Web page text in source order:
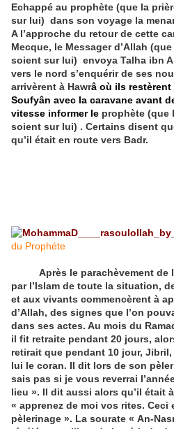
Echappé au prophète (que la
sur lui) dans son voyage la
A l’approche du retour de cette
Mecque, le Messager d’Allah
soient sur lui) envoya Talha ibn
vers le nord s’enquérir de ses
arrivèrent à Hawrâ où ils restèrent
Soufyân avec la caravane avant
vitesse informer le prophète (que
soient sur lui) . Certains disent
qu’il était en route vers Badr.
du Prophéte
Après le parachèvement
par l’Islam de toute la situation,
et aux vivants commencèrent à
d’Allah, des signes que l’on
dans ses actes. Au mois du
il fit retraite pendant 20 jours,
retirait que pendant 10 jour,
lui le coran. Il dit lors de son
sais pas si je vous reverrai
lieu ». Il dit aussi alors qu’il était
« apprenez de moi vos rites. Ceci
pèlerinage ». La sourate « An-